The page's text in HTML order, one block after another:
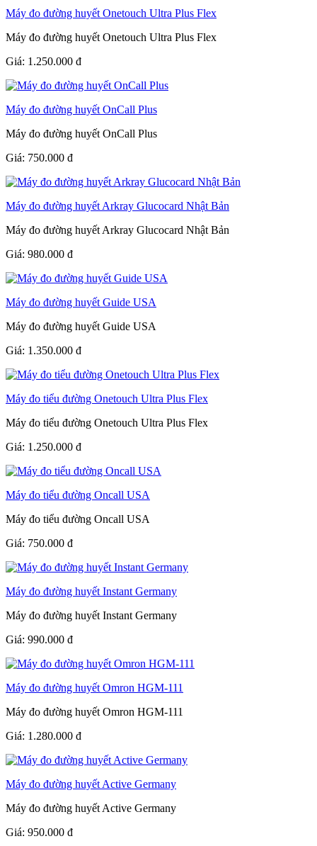
Máy đo đường huyết Onetouch Ultra Plus Flex
Máy đo đường huyết Onetouch Ultra Plus Flex
Giá: 1.250.000 đ
Máy đo đường huyết OnCall Plus
Máy đo đường huyết OnCall Plus
Giá: 750.000 đ
Máy đo đường huyết Arkray Glucocard Nhật Bản
Máy đo đường huyết Arkray Glucocard Nhật Bản
Giá: 980.000 đ
Máy đo đường huyết Guide USA
Máy đo đường huyết Guide USA
Giá: 1.350.000 đ
Máy đo tiểu đường Onetouch Ultra Plus Flex
Máy đo tiểu đường Onetouch Ultra Plus Flex
Giá: 1.250.000 đ
Máy đo tiểu đường Oncall USA
Máy đo tiểu đường Oncall USA
Giá: 750.000 đ
Máy đo đường huyết Instant Germany
Máy đo đường huyết Instant Germany
Giá: 990.000 đ
Máy đo đường huyết Omron HGM-111
Máy đo đường huyết Omron HGM-111
Giá: 1.280.000 đ
Máy đo đường huyết Active Germany
Máy đo đường huyết Active Germany
Giá: 950.000 đ